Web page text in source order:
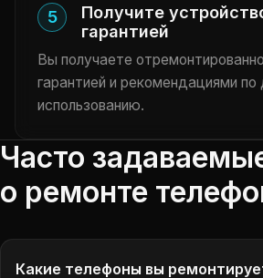
5
Получите
гарантией
Вы получаете
гарантией и рекомендациями
использованию.
Часто
о ремонте
Какие телефоны вы